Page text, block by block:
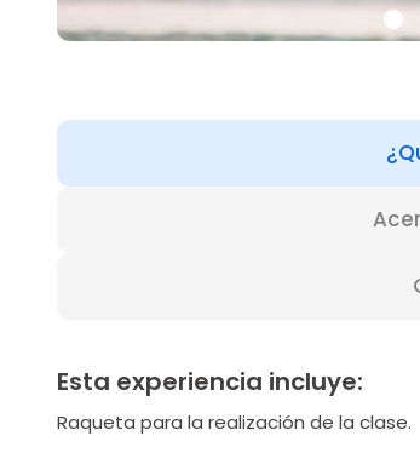
Esta experiencia incluye:
Raqueta para la realización de la clase.